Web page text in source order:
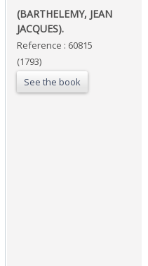
‎(BARTHELEMY, JEAN
JACQUES).‎
Reference : 60815
(1793)
See the book